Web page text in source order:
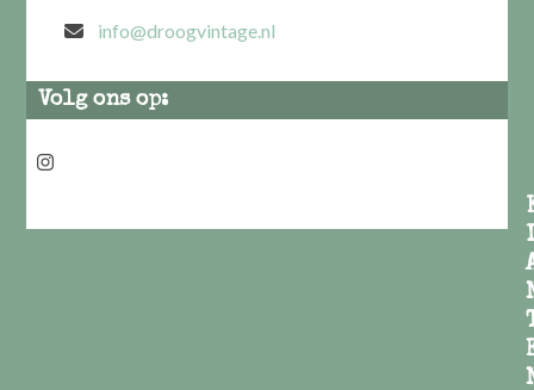
info@droogvintage.nl
Volg ons op:
Instagram